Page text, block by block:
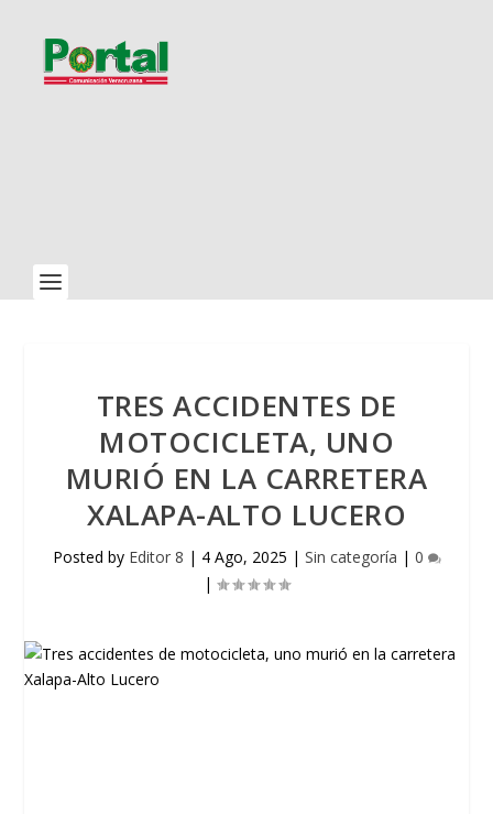
TRES ACCIDENTES DE
MOTOCICLETA, UNO
MURIÓ EN LA CARRETERA
XALAPA-ALTO LUCERO
Posted by Editor 8 | 4 Ago, 2025 | Sin categoría | 0
|